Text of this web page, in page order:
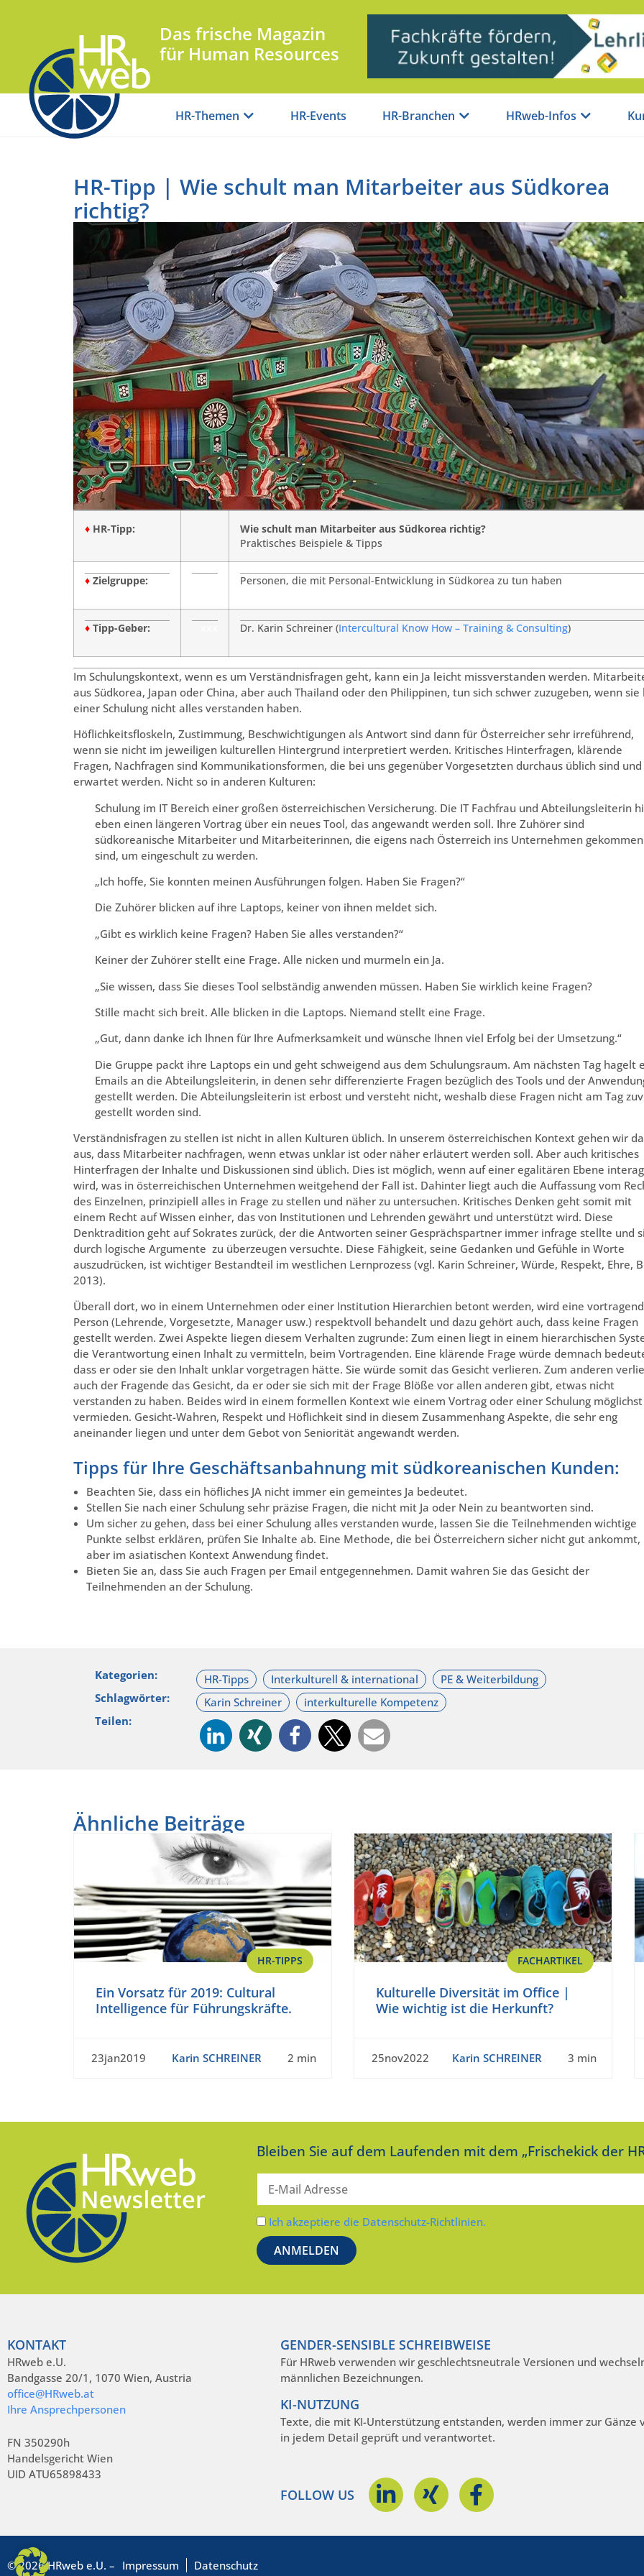
Das frische Magazin
für Human Resources
HR-Themen HR-Events HR-Branchen HRweb-Infos
HR-Tipp | Wie schult man Mitarbeiter aus Südkorea
richtig?
♦ HR-Tipp:
Wie schult man Mitarbeiter aus Südkorea richtig?
Praktisches Beispiele & Tipps
♦ Zielgruppe: Personen, die mit Personal-Entwicklung in Südkorea zu tun haben
♦ Tipp-Geber: Dr. Karin Schreiner (Intercultural Know How – Training & Consulting)
Im Schulungskontext, wenn es um Verständnisfragen geht, kann ein Ja leicht missverstanden werden.
aus Südkorea, Japan oder China, aber auch Thailand oder den Philippinen, tun sich schwer zuzugeben, wenn sie
einer Schulung nicht alles verstanden haben.
Höflichkeitsfloskeln, Zustimmung, Beschwichtigungen als Antwort sind dann für Österreicher sehr irreführend,
wenn sie nicht im jeweiligen kulturellen Hintergrund interpretiert werden. Kritisches Hinterfragen, klärende
Fragen, Nachfragen sind Kommunikationsformen, die bei uns gegenüber Vorgesetzten durchaus üblich sind und
erwartet werden. Nicht so in anderen Kulturen:
Schulung im IT Bereich einer großen österreichischen Versicherung. Die IT Fachfrau und Abteilungsleiterin
eben einen längeren Vortrag über ein neues Tool, das angewandt werden soll. Ihre Zuhörer sind
südkoreanische Mitarbeiter und Mitarbeiterinnen, die eigens nach Österreich ins Unternehmen gekommen
sind, um eingeschult zu werden.
„Ich hoffe, Sie konnten meinen Ausführungen folgen. Haben Sie Fragen?“
Die Zuhörer blicken auf ihre Laptops, keiner von ihnen meldet sich.
„Gibt es wirklich keine Fragen? Haben Sie alles verstanden?“
Keiner der Zuhörer stellt eine Frage. Alle nicken und murmeln ein Ja.
„Sie wissen, dass Sie dieses Tool selbständig anwenden müssen. Haben Sie wirklich keine Fragen?
Stille macht sich breit. Alle blicken in die Laptops. Niemand stellt eine Frage.
„Gut, dann danke ich Ihnen für Ihre Aufmerksamkeit und wünsche Ihnen viel Erfolg bei der Umsetzung.“
Die Gruppe packt ihre Laptops ein und geht schweigend aus dem Schulungsraum. Am nächsten Tag hagelt
Emails an die Abteilungsleiterin, in denen sehr differenzierte Fragen bezüglich des Tools und der
gestellt werden. Die Abteilungsleiterin ist erbost und versteht nicht, weshalb diese Fragen nicht am Tag
gestellt worden sind.
Verständnisfragen zu stellen ist nicht in allen Kulturen üblich. In unserem österreichischen Kontext gehen wir
aus, dass Mitarbeiter nachfragen, wenn etwas unklar ist oder näher erläutert werden soll. Aber auch kritisches
Hinterfragen der Inhalte und Diskussionen sind üblich. Dies ist möglich, wenn auf einer egalitären Ebene
wird, was in österreichischen Unternehmen weitgehend der Fall ist. Dahinter liegt auch die Auffassung vom
des Einzelnen, prinzipiell alles in Frage zu stellen und näher zu untersuchen. Kritisches Denken geht somit mit
einem Recht auf Wissen einher, das von Institutionen und Lehrenden gewährt und unterstützt wird. Diese
Denktradition geht auf Sokrates zurück, der die Antworten seiner Gesprächspartner immer infrage stellte und
durch logische Argumente zu überzeugen versuchte. Diese Fähigkeit, seine Gedanken und Gefühle in Worte
auszudrücken, ist wichtiger Bestandteil im westlichen Lernprozess (vgl. Karin Schreiner, Würde, Respekt, Ehre,
2013).
Überall dort, wo in einem Unternehmen oder einer Institution Hierarchien betont werden, wird eine
Person (Lehrende, Vorgesetzte, Manager usw.) respektvoll behandelt und dazu gehört auch, dass keine Fragen
gestellt werden. Zwei Aspekte liegen diesem Verhalten zugrunde: Zum einen liegt in einem hierarchischen
die Verantwortung einen Inhalt zu vermitteln, beim Vortragenden. Eine klärende Frage würde demnach
dass er oder sie den Inhalt unklar vorgetragen hätte. Sie würde somit das Gesicht verlieren. Zum anderen
auch der Fragende das Gesicht, da er oder sie sich mit der Frage Blöße vor allen anderen gibt, etwas nicht
verstanden zu haben. Beides wird in einem formellen Kontext wie einem Vortrag oder einer Schulung möglichst
vermieden. Gesicht-Wahren, Respekt und Höflichkeit sind in diesem Zusammenhang Aspekte, die sehr eng
aneinander liegen und unter dem Gebot von Seniorität angewandt werden.
Tipps für Ihre Geschäftsanbahnung mit südkoreanischen Kunden:
Beachten Sie, dass ein höfliches JA nicht immer ein gemeintes Ja bedeutet.
Stellen Sie nach einer Schulung sehr präzise Fragen, die nicht mit Ja oder Nein zu beantworten sind.
Um sicher zu gehen, dass bei einer Schulung alles verstanden wurde, lassen Sie die Teilnehmenden wichtige
Punkte selbst erklären, prüfen Sie Inhalte ab. Eine Methode, die bei Österreichern sicher nicht gut ankommt,
aber im asiatischen Kontext Anwendung findet.
Bieten Sie an, dass Sie auch Fragen per Email entgegennehmen. Damit wahren Sie das Gesicht der
Teilnehmenden an der Schulung.
Kategorien:
Schlagwörter:
Teilen:
Ähnliche Beiträge
HR-TIPPS
Ein Vorsatz für 2019: Cultural
Intelligence für Führungskräfte.
23jan2019 Karin SCHREINER 2 min
FACHARTIKEL
Kulturelle Diversität im Office |
Wie wichtig ist die Herkunft?
25nov2022 Karin SCHREINER 3 min
Bleiben Sie auf dem Laufenden mit dem „Frischekick der
Ich akzeptiere die Datenschutz-Richtlinien.
KONTAKT
HRweb e.U.
Bandgasse 20/1, 1070 Wien, Austria
office@HRweb.at
Ihre Ansprechpersonen
FN 350290h
Handelsgericht Wien
UID ATU65898433
GENDER-SENSIBLE SCHREIBWEISE
Für HRweb verwenden wir geschlechtsneutrale Versionen und
männlichen Bezeichnungen.
KI-NUTZUNG
Texte, die mit KI-Unterstützung entstanden, werden immer zur Gänze
in jedem Detail geprüft und verantwortet.
FOLLOW US
© 2026 HRweb e.U. – Impressum Datenschutz